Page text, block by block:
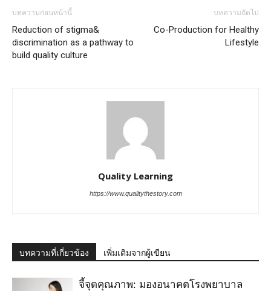
บทความก่อนหน้านี้
Reduction of stigma&
discrimination as a pathway to
build quality culture
บทความถัดไป
Co-Production for Healthy
Lifestyle
Quality Learning
https://www.qualitythestory.com
บทความที่เกี่ยวข้อง เพิ่มเติมจากผู้เขียน
จี้จุดคุณภาพ: มองอนาคตโรงพยาบาล